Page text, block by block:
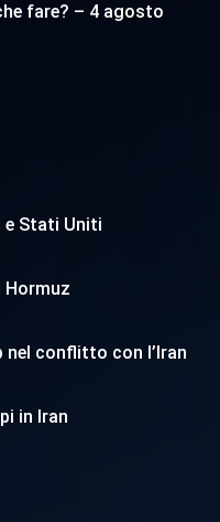
fare? – 4 agosto
e Stati Uniti
Hormuz
nel conflitto con l’Iran
in Iran